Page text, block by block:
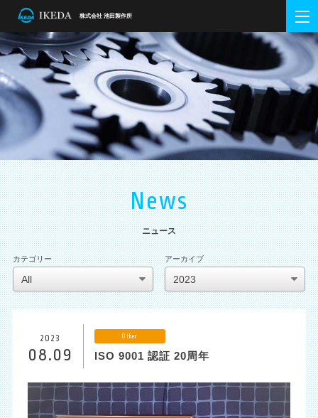
株式会社 池田製作所
ホーム Home
会社概要 Company Info
企業理念・方針
会社概要・アクセス
会社沿革
DXの取組
金属加工事業 Metalworking
池田の強み
グローバルネットワーク
提案型企業 Tier1.5
教育システム
製品紹介
主要設備
生産設備
測定設備
金型加工設備
半導体装置事業 Semiconductor Equipment
ニュース News
採用情報 Recruit
新卒採用
中途採用
お問い合わせ Contact
技術専門WEB Special Contents
JP EN
News
ニュース
カテゴリー アーカイブ
2023
08.09
Other
ISO 9001 認証 20周年